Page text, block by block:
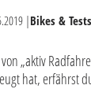
|Bikes & Tests
„aktiv
hat, erfährst